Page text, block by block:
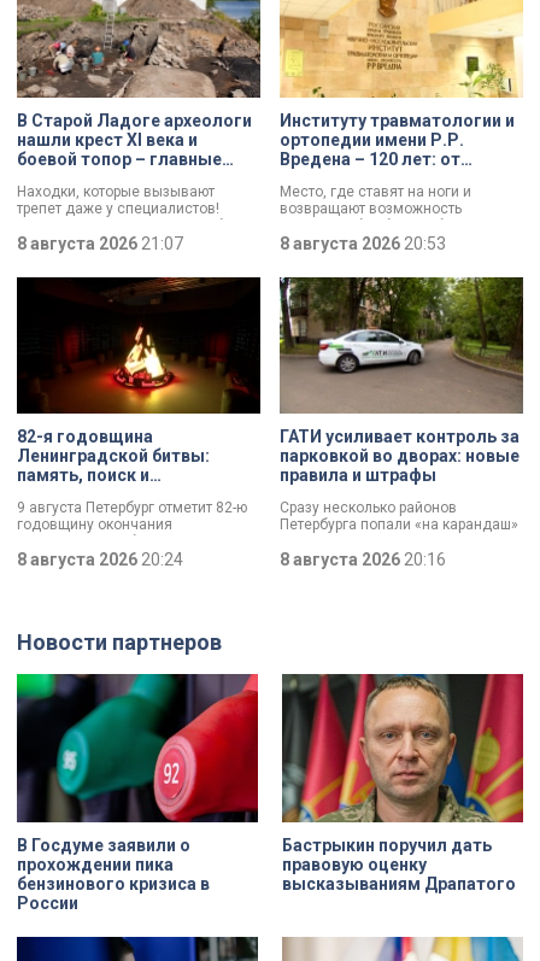
В Старой Ладоге археологи
нашли крест XI века и
боевой топор – главные
Находки, которые вызывают
трепет даже у специалистов!
Нательный крест возрастом более
тысячи лет и боевой топор – вот
главные трофеи археологической
экспедиции в Старой Ладоге в
8 августа 2026 21:07
Институту травматологии и
ортопедии имени Р.Р.
Вредена – 120 лет: от
до передового
медицинского центра
Место, где ставят на ноги и
возвращают возможность
двигаться без боли. Юбилей
отмечает Институт травматологии
и ортопедии имени Р.Р. Вредена.
8 августа 2026 20:53
82-я годовщина
Ленинградской битвы:
память, поиск и
9 августа Петербург отметит 82-ю
годовщину окончания
Ленинградской битвы. Это День
воинской славы, который был
официально установлен в апреле
8 августа 2026 20:24
ГАТИ усиливает контроль за
парковкой во дворах: новые
правила и штрафы
Сразу несколько районов
Петербурга попали «на карандаш»
парковкой во дворах. За два
летних месяца только по
8 августа 2026 20:16
Новости партнеров
В Госдуме заявили о
прохождении пика
бензинового кризиса в
России
Бастрыкин поручил дать
правовую оценку
высказываниям Драпатого